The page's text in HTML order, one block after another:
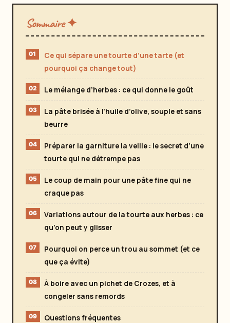
Sommaire ✦
Ce qui sépare une tourte d’une tarte (et
pourquoi ça change tout)
Le mélange d’herbes : ce qui donne le goût
La pâte brisée à l’huile d’olive, souple et sans
beurre
Préparer la garniture la veille : le secret d’une
tourte qui ne détrempe pas
Le coup de main pour une pâte fine qui ne
craque pas
Variations autour de la tourte aux herbes : ce
qu’on peut y glisser
Pourquoi on perce un trou au sommet (et ce
que ça évite)
À boire avec un pichet de Crozes, et à
congeler sans remords
Questions fréquentes